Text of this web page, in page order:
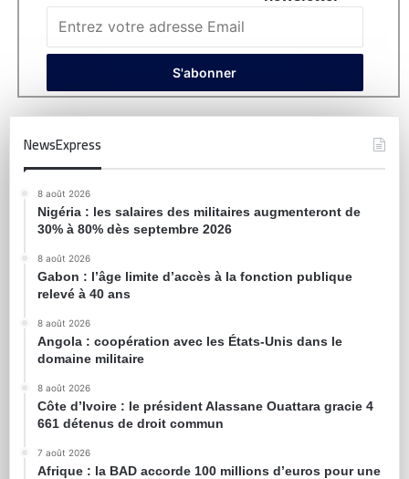
NewsExpress
8 août 2026
Nigéria : les salaires des militaires augmenteront de
30% à 80% dès septembre 2026
8 août 2026
Gabon : l’âge limite d’accès à la fonction publique
relevé à 40 ans
8 août 2026
Angola : coopération avec les États-Unis dans le
domaine militaire
8 août 2026
Côte d’Ivoire : le président Alassane Ouattara gracie 4
661 détenus de droit commun
7 août 2026
Afrique : la BAD accorde 100 millions d’euros pour une